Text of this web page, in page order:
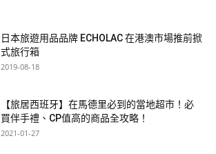
日本旅遊用品品牌 ECHOLAC 在港澳市場推前掀
式旅行箱
2019-08-18
【旅居西班牙】在馬德里必到的當地超市！必
買伴手禮、CP值高的商品全攻略！
2021-01-27